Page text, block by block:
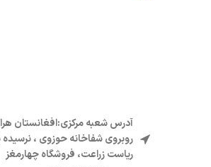
آدرس شعبه مرکزی:افغانستان
روبروی شفاخانه حوزوی ، نرسیده
ریاست زراعت، فروشگاه چهارمغز